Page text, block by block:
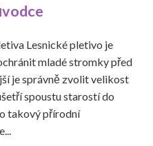
Lesnické pletivo je
mladé stromky před
je správně zvolit velikost
spoustu starostí do
takový přírodní